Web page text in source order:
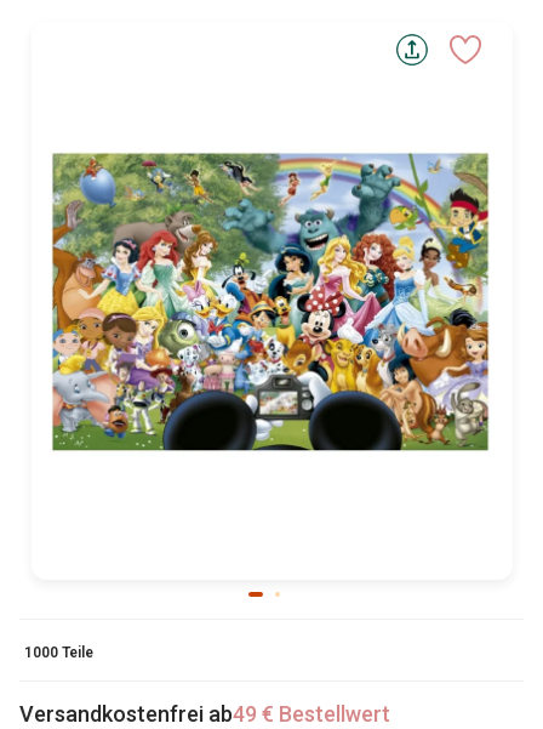
1000 Teile
Versandkostenfrei ab49 € Bestellwert